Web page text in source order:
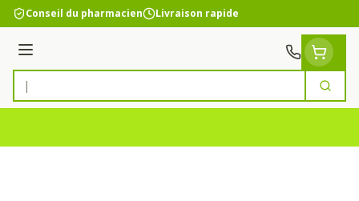
Aller au contenu
Conseil du pharmacien Livraison rapide
Menu
Rechercher